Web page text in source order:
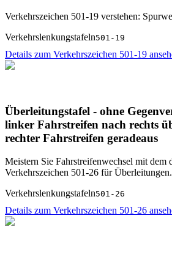
Verkehrszeichen 501-19 verstehen:
Verkehrslenkungstafeln501-19
Details zum Verkehrszeichen 501-19
Überleitungstafel - ohne
linker Fahrstreifen nach rechts
rechter Fahrstreifen geradeaus
Meistern Sie Fahrstreifenwechsel mit dem
Verkehrszeichen 501-26 für Überleitungen.
Verkehrslenkungstafeln501-26
Details zum Verkehrszeichen 501-26